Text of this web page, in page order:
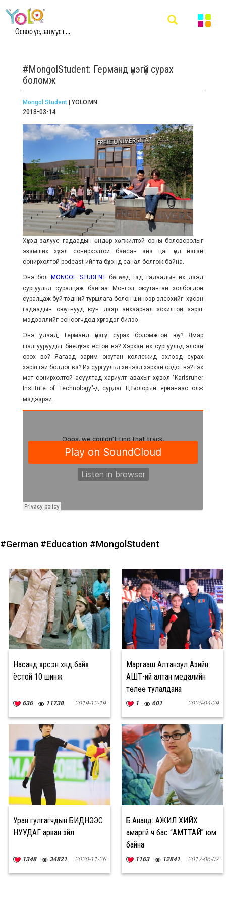
Өсвөр үе, залууст ...
#MongolStudent: Германд үнэгүй сурах
боломж
Mongol Student| YOLO.MN
2018-03-14
Хүүхэд залуус гадаадын өндөр хөгжилтэй орны боловсролыг
эзэмших хүсэл сонирхолтой байсан энэ цаг үед нэгэн
сонирхолтой podcast-ийг та бүхэнд санал болгож байна.
Энэ бол MONGOL STUDENT бөгөөд тэд гадаадын их дээд
сургуульд суралцаж байгаа Монгол оюутантай холбогдон
суралцаж буй тэдний туршлага болон шинээр элсэхийг хүссэн
гадаадын оюутнууд юун дээр анхаарвал зохилтой зэрэг
мэдээллийг сонсогчдод хүргэдэг билээ.
Энэ удаад, Германд үнэгүй сурах боломжтой юу? Ямар
шалгууруудыг биелүүлэх ёстой вэ? Хэрхэн их сургуульд элсэн
орох вэ? Яагаад зарим оюутан коллежид эхлээд сурах
хэрэгтэй болдог вэ? Их сургуульд хичээл хэрхэн ордог вэ? гэх
мэт сонирхолтой асуултад хариулт авахыг хүсвэл "Karlsruher
Institute of Technology"-д сурдаг Ц.Болорын ярианаас олж
мэдээрэй.
#German #Education #MongolStudent
Насанд хүрсэн хүнд байх
ёстой 10 шинж
636 11738 2019-12-19
Маргааш Алтанзул Азийн
АШТ-ий алтан медалийн
төлөө тулалдана
1 601 2025-04-29
Уран гулгагчдын БИДНЭЭС
НУУДАГ арван зүйл
1348 34821 2020-11-26
Б.Ананд: АЖИЛ ХИЙХ
амаргүй ч бас “АМТТАЙ” юм
байна
1163 12841 2017-06-07